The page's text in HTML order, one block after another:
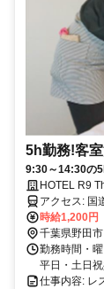
5h勤務!客
9:30～14:30の
として黙々と働
HOTEL R9
アクセス: 国道16号(春日部野田バイパス)沿い。野田市駅交差点ソバ
東武野田線梅郷駅
イク通勤可能)
時給1,200円
千葉県野田市
勤務時間・
平日・土日
仕事内容: レ